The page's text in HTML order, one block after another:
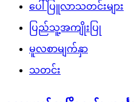
ပေါ်ပြူလာသတင်းများ
ပြည်သူ့အကျိုးပြု
မူလစာမျက်နှာ
သတင်း